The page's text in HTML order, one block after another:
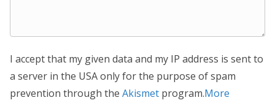
I accept that my given data and my IP address is sent to
a server in the USA only for the purpose of spam
prevention through the Akismet program.More